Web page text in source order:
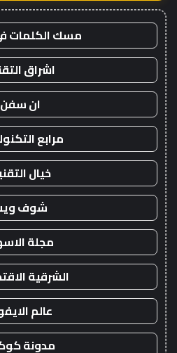
مسك الكلمات
اشراق
ان سفن
مرابع
خيال
شوف
مجلة
الشرقية
عالم
مدونة